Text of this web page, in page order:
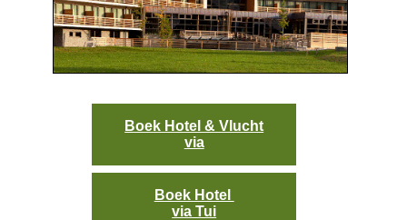
Boek Hotel & Vlucht
via
Boek Hotel
via Tui